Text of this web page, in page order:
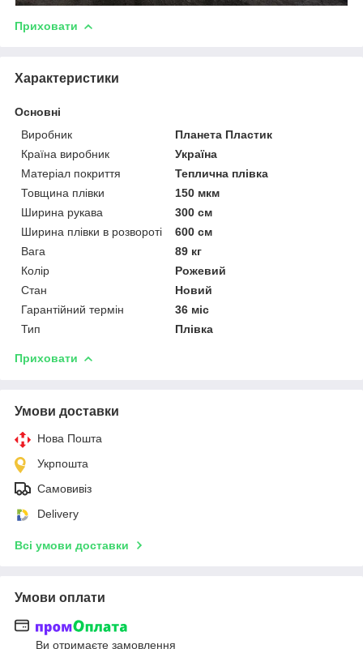
Приховати
Характеристики
Основні
Виробник
Планета Пластик
Країна виробник
Україна
Матеріал покриття
Теплична плівка
Товщина плівки
150 мкм
Ширина рукава
300 см
Ширина плівки в розвороті
600 см
Вага
89 кг
Колір
Рожевий
Стан
Новий
Гарантійний термін
36 міс
Тип
Плівка
Приховати
Умови доставки
Нова Пошта
Укрпошта
Самовивіз
Delivery
Всі умови доставки
Умови оплати
Ви отримаєте замовлення